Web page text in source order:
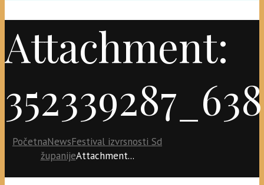
Attachment:
PočetnaNewsFestival izvrsnosti Sd
županijeAttachment...